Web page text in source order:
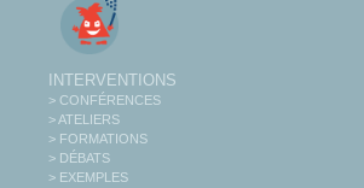
INTERVENTIONS
> CONFÉRENCES
> ATELIERS
> FORMATIONS
> DÉBATS
> EXEMPLES